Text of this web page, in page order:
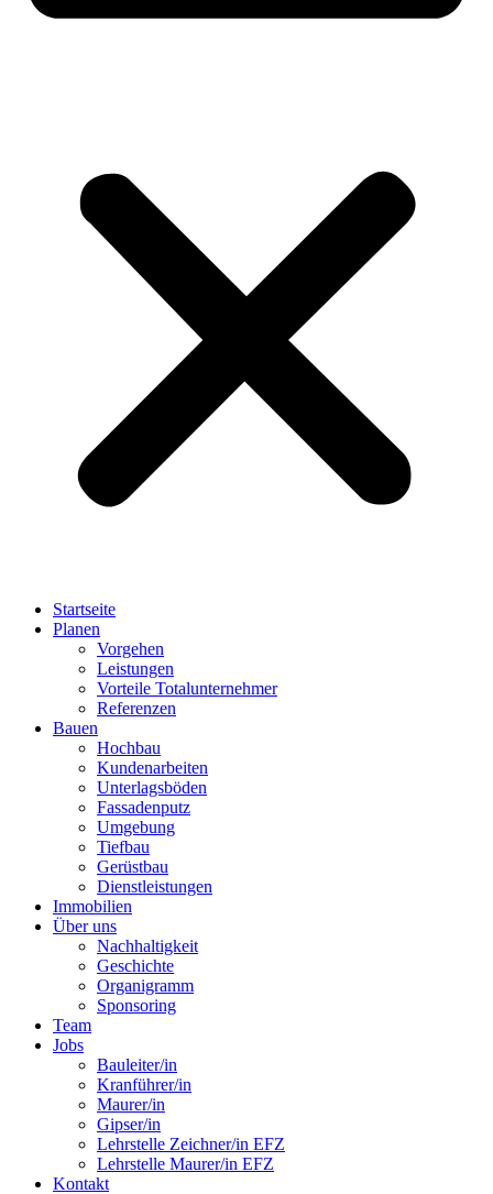
Startseite
Planen
Vorgehen
Leistungen
Vorteile Totalunternehmer
Referenzen
Bauen
Hochbau
Kundenarbeiten
Unterlagsböden
Fassadenputz
Umgebung
Tiefbau
Gerüstbau
Dienstleistungen
Immobilien
Über uns
Nachhaltigkeit
Geschichte
Organigramm
Sponsoring
Team
Jobs
Bauleiter/in
Kranführer/in
Maurer/in
Gipser/in
Lehrstelle Zeichner/in EFZ
Lehrstelle Maurer/in EFZ
Kontakt